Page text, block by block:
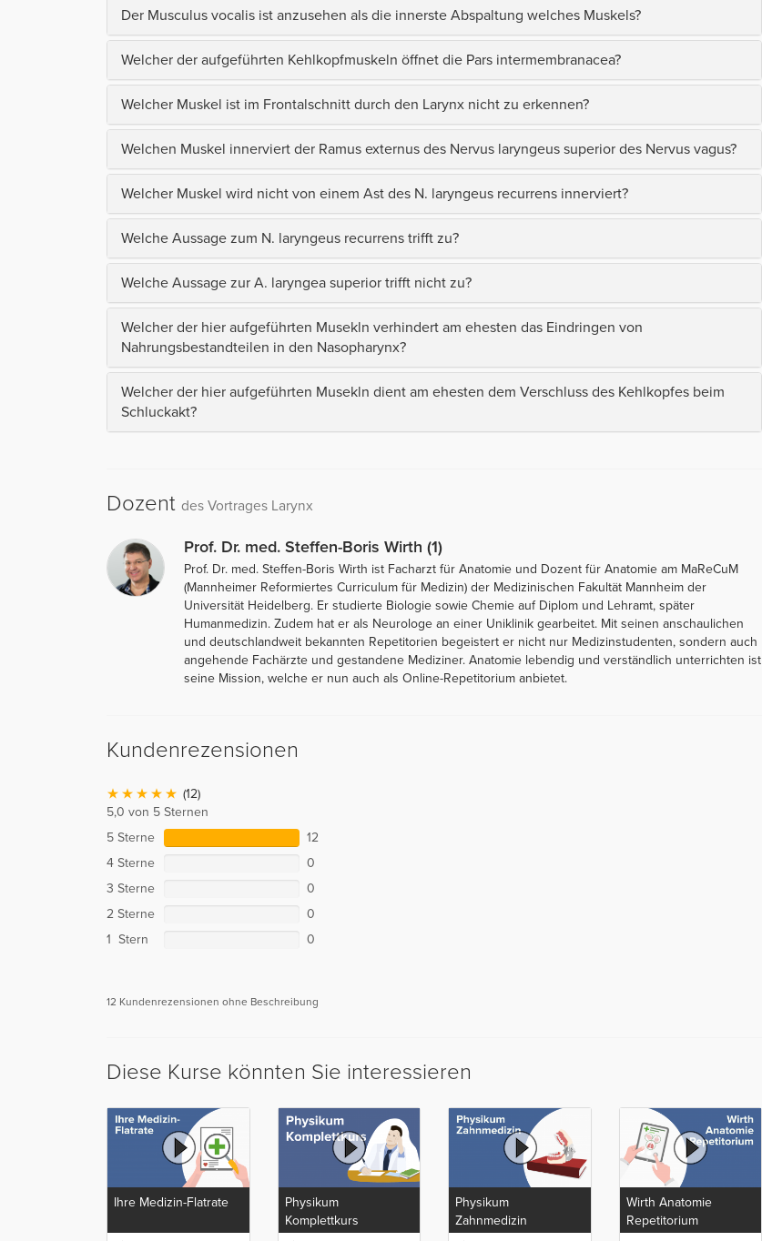
Der Musculus vocalis ist anzusehen als die innerste Abspaltung welches Muskels?
Welcher der aufgeführten Kehlkopfmuskeln öffnet die Pars intermembranacea?
Welcher Muskel ist im Frontalschnitt durch den Larynx nicht zu erkennen?
Welchen Muskel innerviert der Ramus externus des Nervus laryngeus superior des Nervus vagus?
Welcher Muskel wird nicht von einem Ast des N. laryngeus recurrens innerviert?
Welche Aussage zum N. laryngeus recurrens trifft zu?
Welche Aussage zur A. laryngea superior trifft nicht zu?
Welcher der hier aufgeführten Musekln verhindert am ehesten das Eindringen von
Nahrungsbestandteilen in den Nasopharynx?
Welcher der hier aufgeführten Musekln dient am ehesten dem Verschluss des Kehlkopfes beim
Schluckakt?
Dozent des Vortrages Larynx
Prof. Dr. med. Steffen-Boris Wirth (1)
Prof. Dr. med. Steffen-Boris Wirth ist Facharzt für Anatomie und Dozent für Anatomie am MaReCuM
(Mannheimer Reformiertes Curriculum für Medizin) der Medizinischen Fakultät Mannheim der
Universität Heidelberg. Er studierte Biologie sowie Chemie auf Diplom und Lehramt, später
Humanmedizin. Zudem hat er als Neurologe an einer Uniklinik gearbeitet. Mit seinen anschaulichen
und deutschlandweit bekannten Repetitorien begeistert er nicht nur Medizinstudenten, sondern auch
angehende Fachärzte und gestandene Mediziner. Anatomie lebendig und verständlich unterrichten ist
seine Mission, welche er nun auch als Online-Repetitorium anbietet.
Kundenrezensionen
(12)
5,0 von 5 Sternen
5 Sterne
12
4 Sterne
0
3 Sterne
0
2 Sterne
0
1 Stern
0
12 Kundenrezensionen ohne Beschreibung
Diese Kurse könnten Sie interessieren
Ihre Medizin-Flatrate
Physikum
Komplettkurs
Physikum
Zahnmedizin
Wirth Anatomie
Repetitorium